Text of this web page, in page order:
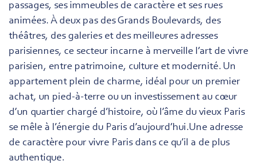
passages, ses immeubles de caractère et ses rues
animées. À deux pas des Grands Boulevards, des
théâtres, des galeries et des meilleures adresses
parisiennes, ce secteur incarne à merveille l’art de vivre
parisien, entre patrimoine, culture et modernité. Un
appartement plein de charme, idéal pour un premier
achat, un pied-à-terre ou un investissement au cœur
d’un quartier chargé d’histoire, où l’âme du vieux Paris
se mêle à l’énergie du Paris d’aujourd’hui.Une adresse
de caractère pour vivre Paris dans ce qu’il a de plus
authentique.